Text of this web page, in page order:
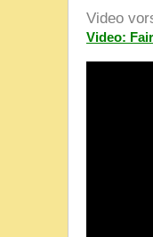
Video
Video: